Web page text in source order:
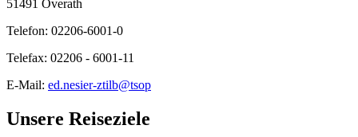
51491 Overath
Telefon: 02206-6001-0
Telefax: 02206 - 6001-11
E-Mail: ed.nesier-ztilb@tsop
Unsere Reiseziele